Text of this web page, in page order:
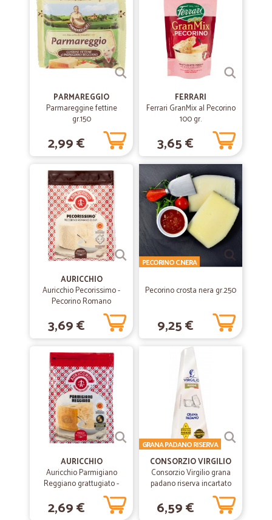
PARMAREGGIO
Parmareggine fettine
gr.150
2,99 €
FERRARI
Ferrari GranMix al Pecorino
100 gr.
3,65 €
AURICCHIO
Auricchio Pecorissimo -
Pecorino Romano
grattugiato - Riserva
esclusiva 80g
3,69 €
Pecorino crosta nera gr.250
PECORINO C.NERA
9,25 €
AURICCHIO
Auricchio Parmigiano
Reggiano grattugiato -
Riserva esclusiva 80g
2,69 €
CONSORZIO VIRGILIO
Consorzio Virgilio grana
padano riserva incartato
GRANA PADANO RISERVA
6,59 €